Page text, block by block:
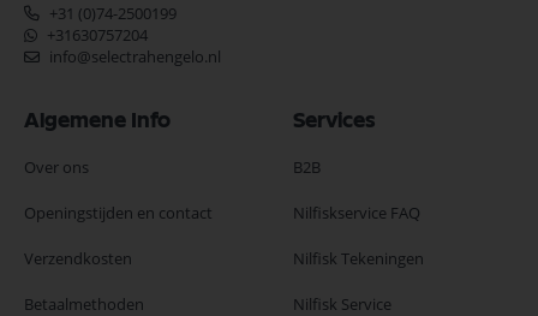
+31 (0)74-2500199
+31630757204
info@selectrahengelo.nl
Algemene Info
Over ons
Openingstijden en contact
Verzendkosten
Betaalmethoden
Services
B2B
Nilfiskservice FAQ
Nilfisk Tekeningen
Nilfisk Service